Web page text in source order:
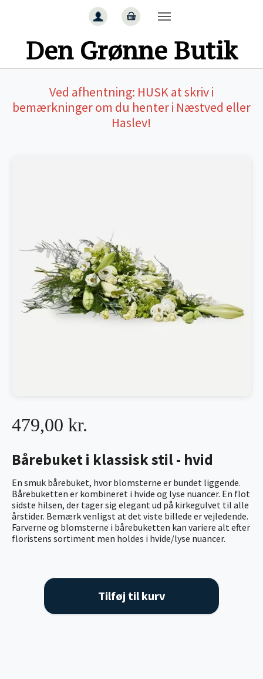
Den Grønne Butik
Ved afhentning: HUSKat skriv i
bemærkninger om du henter i Næstved eller
Haslev!
Bårebuket i klassisk stil - hvid
En smuk bårebuket, hvor blomsterne er bundet liggende.
Bårebuketten er kombineret i hvide og lyse nuancer. En flot
sidste hilsen, der tager sig elegant ud på kirkegulvet til alle
årstider. Bemærk venligst at det viste billede er vejledende.
Farverne og blomsterne i bårebuketten kan variere alt efter
floristens sortiment men holdes i hvide/lyse nuancer.
479,00 kr.
Tilføj til kurv